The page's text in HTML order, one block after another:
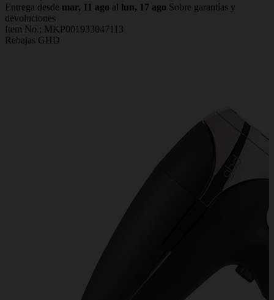
Entrega desde mar, 11 ago al lun, 17 ago Sobre garantías y
devoluciones
Item No.; MKP001933047113
Rebajas GHD